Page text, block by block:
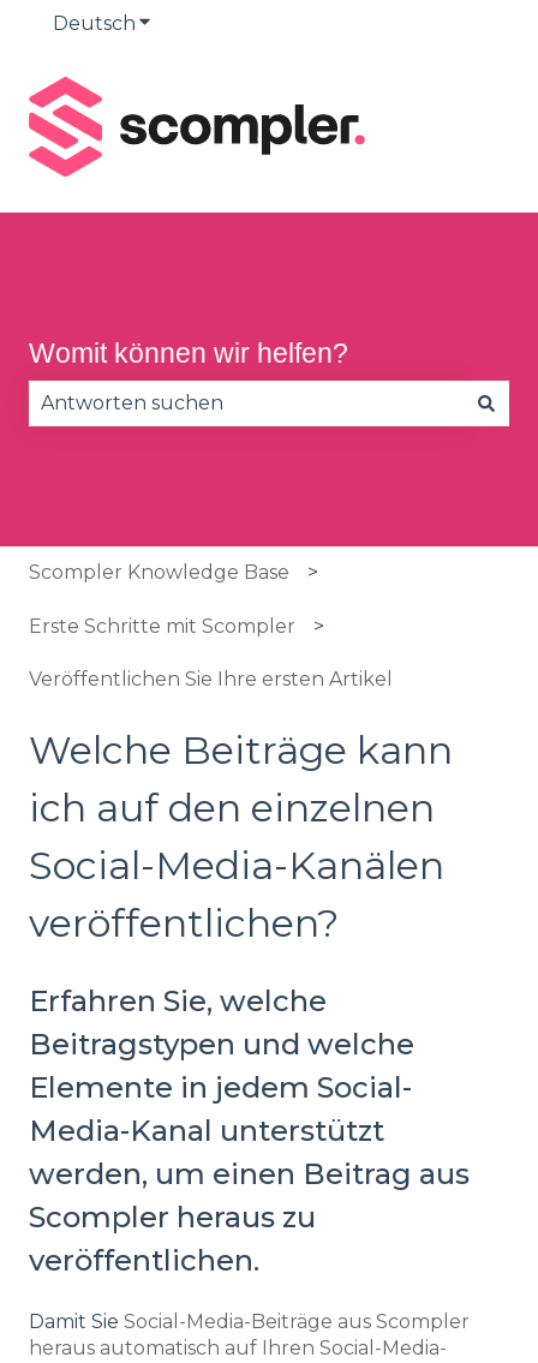
Deutsch Untermenü für Übersetzungen
Womit können wir helfen?
Scompler Knowledge Base
Erste Schritte mit Scompler
Veröffentlichen Sie Ihre ersten Artikel
Welche Beiträge kann
ich auf den einzelnen
Social-Media-Kanälen
veröffentlichen?
Erfahren Sie, welche
Beitragstypen und welche
Elemente in jedem Social-
Media-Kanal unterstützt
werden, um einen Beitrag aus
Scompler heraus zu
veröffentlichen.
Damit Sie Social-Media-Beiträge aus Scompler
heraus automatisch auf Ihren Social-Media-